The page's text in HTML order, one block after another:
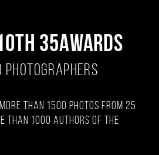
35AWARDS
than 1500 photos from 25
than 1000 authors of the